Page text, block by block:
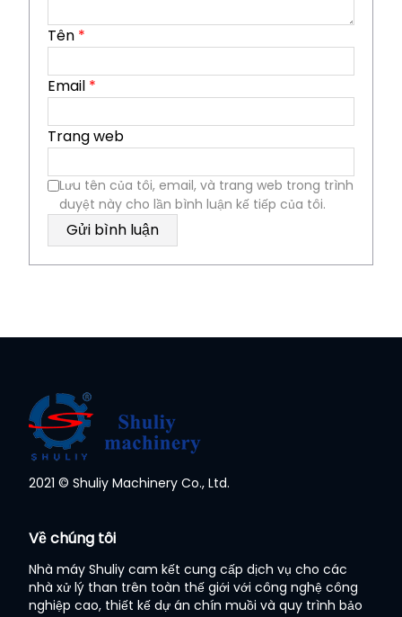
Tên *
Email *
Trang web
Lưu tên của tôi, email, và trang web trong trình
duyệt này cho lần bình luận kế tiếp của tôi.
2021 © Shuliy Machinery Co., Ltd.
Về chúng tôi
Nhà máy Shuliy cam kết cung cấp dịch vụ cho các
nhà xử lý than trên toàn thế giới với công nghệ công
nghiệp cao, thiết kế dự án chín muồi và quy trình bảoWechat